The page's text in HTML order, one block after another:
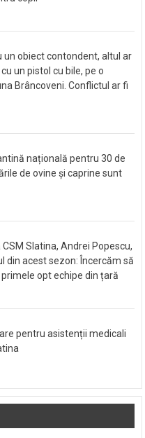
un obiect contondent, altul ar
un pistol cu bile, pe o
Brâncoveni. Conflictul ar fi
națională pentru 30 de
de ovine și caprine sunt
Slatina, Andrei Popescu,
din acest sezon: Încercăm să
opt echipe din țară
pentru asistenții medicali